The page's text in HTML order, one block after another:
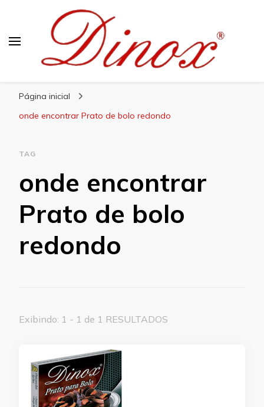
Página inicial
onde encontrar Prato de bolo redondo
TAG
onde encontrar
Prato de bolo
redondo
Exibindo: 1 - 1 de 1 RESULTADOS